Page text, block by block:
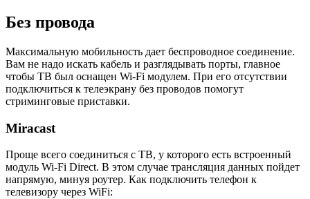
Без провода
Максимальную мобильность дает беспроводное соединение.
Вам не надо искать кабель и разглядывать порты, главное
чтобы ТВ был оснащен Wi-Fi модулем. При его отсутствии
подключиться к телеэкрану без проводов помогут
стриминговые приставки.
Miracast
Проще всего соединиться с ТВ, у которого есть встроенный
модуль Wi-Fi Direct. В этом случае трансляция данных пойдет
напрямую, минуя роутер. Как подключить телефон к
телевизору через WiFi: